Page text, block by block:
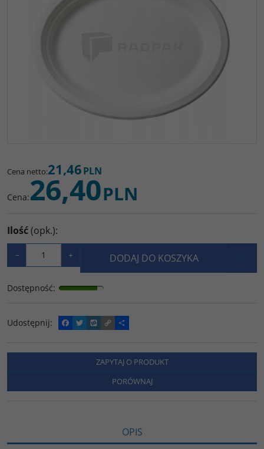
Cena netto:21,46PLN
Cena:26,40PLN
Ilość(opk.):
− + DODAJ DO KOSZYKA
Dostępność:
Udostępnij:
F
a
e
T
w
t
W
y
o
p
C
o
y
L
n
P
o
z
i
e
l
ZAPYTAJ O PRODUKT
PORÓWNAJ
OPIS